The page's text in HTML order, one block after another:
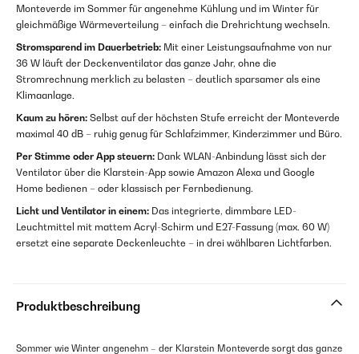
Monteverde im Sommer für angenehme Kühlung und im Winter für
gleichmäßige Wärmeverteilung – einfach die Drehrichtung wechseln.
Stromsparend im Dauerbetrieb: Mit einer Leistungsaufnahme von nur
36 W läuft der Deckenventilator das ganze Jahr, ohne die
Stromrechnung merklich zu belasten – deutlich sparsamer als eine
Klimaanlage.
Kaum zu hören: Selbst auf der höchsten Stufe erreicht der Monteverde
maximal 40 dB – ruhig genug für Schlafzimmer, Kinderzimmer und Büro.
Per Stimme oder App steuern: Dank WLAN-Anbindung lässt sich der
Ventilator über die Klarstein-App sowie Amazon Alexa und Google
Home bedienen – oder klassisch per Fernbedienung.
Licht und Ventilator in einem: Das integrierte, dimmbare LED-
Leuchtmittel mit mattem Acryl-Schirm und E27-Fassung (max. 60 W)
ersetzt eine separate Deckenleuchte – in drei wählbaren Lichtfarben.
Produktbeschreibung
Sommer wie Winter angenehm – der Klarstein Monteverde sorgt das ganze